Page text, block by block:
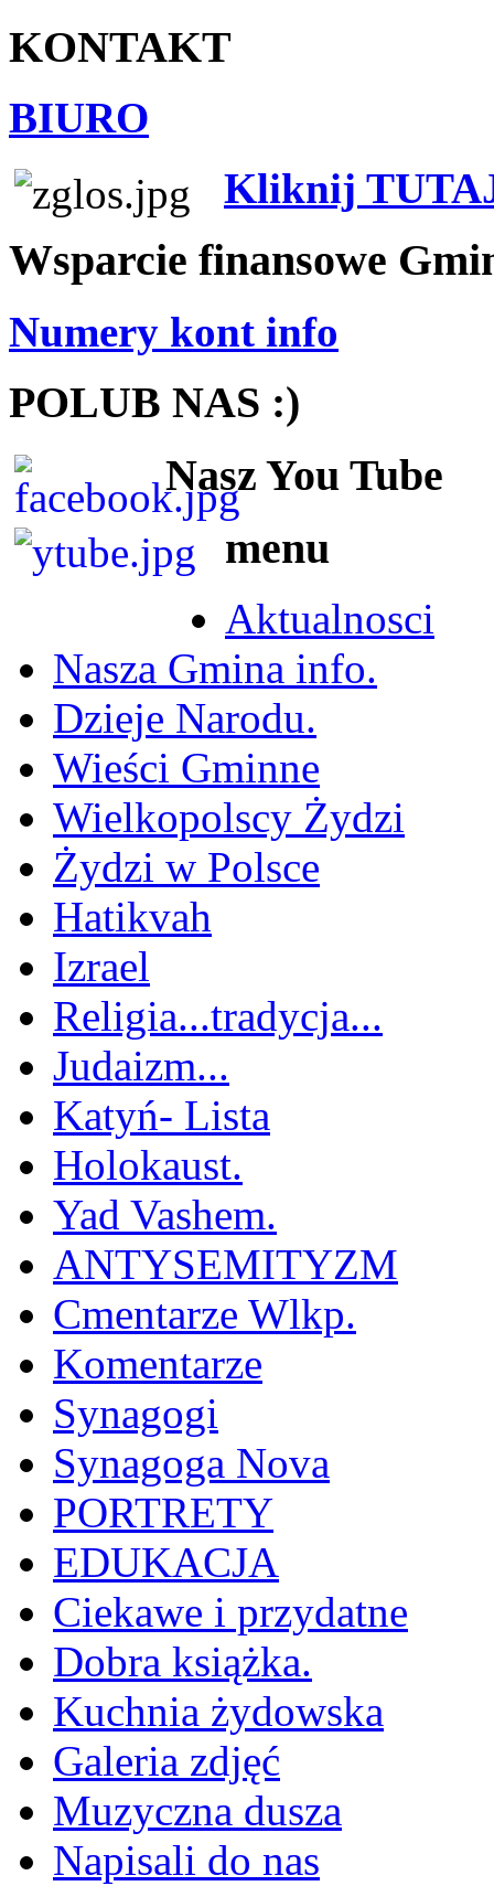
KONTAKT
BIURO
Kliknij
Wsparcie finansowe
Numery kont info
POLUB NAS :)
Nasz You Tube
menu
Aktualnosci
Nasza Gmina info.
Dzieje Narodu.
Wieści Gminne
Wielkopolscy Żydzi
Żydzi w Polsce
Hatikvah
Izrael
Religia...tradycja...
Judaizm...
Katyń- Lista
Holokaust.
Yad Vashem.
ANTYSEMITYZM
Cmentarze Wlkp.
Komentarze
Synagogi
Synagoga Nova
PORTRETY
EDUKACJA
Ciekawe i przydatne
Dobra książka.
Kuchnia żydowska
Galeria zdjęć
Muzyczna dusza
Napisali do nas